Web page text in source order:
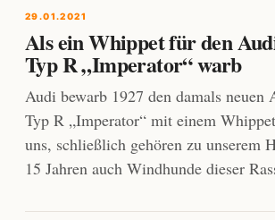
29.01.2021
Als ein Whippet für den
Typ R „Imperator“ warb
Audi bewarb 1927 den damals neuen
Typ R „Imperator“ mit einem
uns, schließlich gehören zu unserem
15 Jahren auch Windhunde dieser